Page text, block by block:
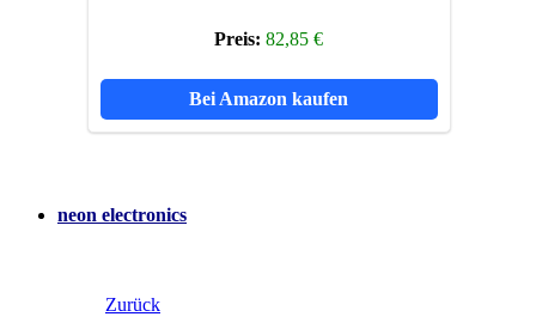
Preis:82,85 €
Bei Amazon kaufen
neon electronics
Zurück